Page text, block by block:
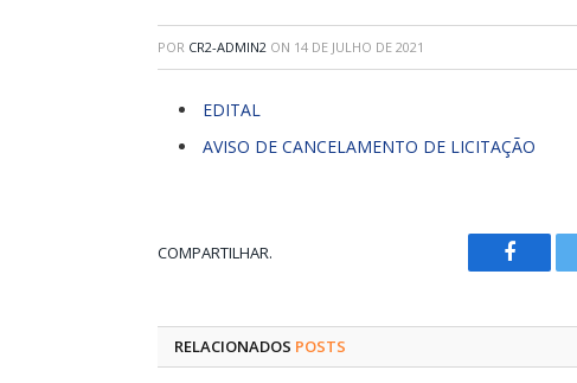
POR CR2-ADMIN2 ON 14 DE JULHO DE 2021
EDITAL
AVISO DE CANCELAMENTO DE LICITAÇÃO
COMPARTILHAR.
RELACIONADOS POSTS